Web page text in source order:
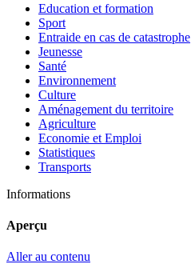
Education et formation
Sport
Entraide en cas de catastrophe
Jeunesse
Santé
Environnement
Culture
Aménagement du territoire
Agriculture
Economie et Emploi
Statistiques
Transports
Informations
Aperçu
Aller au contenu